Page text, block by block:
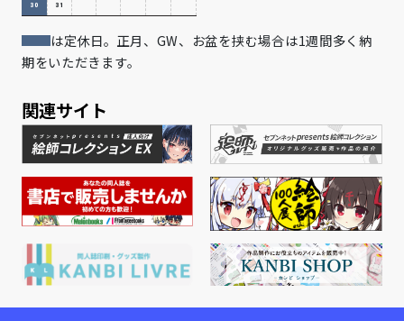
30 31
は定休日。正月、GW、お盆を挟む場合は1週間多く納
期をいただきます。
関連サイト